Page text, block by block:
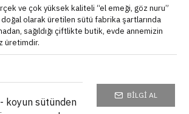
koyun sütünden
BILGI AL
ve çok yüksek kaliteli “el emeği, göz nuru”
olarak üretilen sütü fabrika şartlarında
sağıldığı çiftlikte butik, evde annemizin
üretimdir.